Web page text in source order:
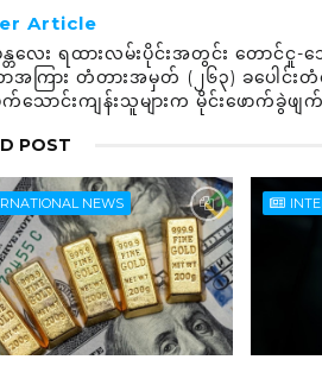
Article
တလေး ရထားလမ်းပိုင်းအတွင်း တောင်ငူ-
ကြား တံတားအမှတ် (၂၆၃) ခပေါင်းတံ
သောင်းကျန်းသူများက မိုင်းဖောက်ခွဲဖျ
POST
NEWS